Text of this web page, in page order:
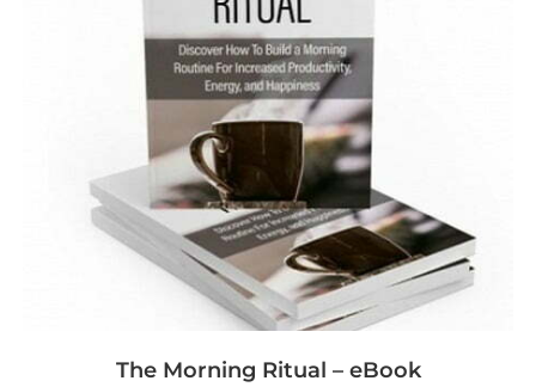
The Morning Ritual – eBook